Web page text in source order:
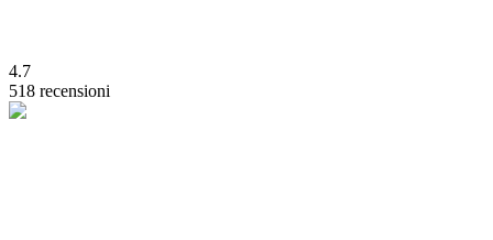
4.7
518 recensioni